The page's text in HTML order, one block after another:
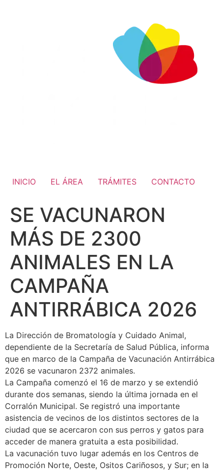
INICIO EL ÁREA TRÁMITES CONTACTO
SE VACUNARON
MÁS DE 2300
ANIMALES EN LA
CAMPAÑA
ANTIRRÁBICA 2026
La Dirección de Bromatología y Cuidado Animal,
dependiente de la Secretaría de Salud Pública, informa
que en marco de la Campaña de Vacunación Antirrábica
2026 se vacunaron 2372 animales.
La Campaña comenzó el 16 de marzo y se extendió
durante dos semanas, siendo la última jornada en el
Corralón Municipal. Se registró una importante
asistencia de vecinos de los distintos sectores de la
ciudad que se acercaron con sus perros y gatos para
acceder de manera gratuita a esta posibilidad.
La vacunación tuvo lugar además en los Centros de
Promoción Norte, Oeste, Ositos Cariñosos, y Sur; en la